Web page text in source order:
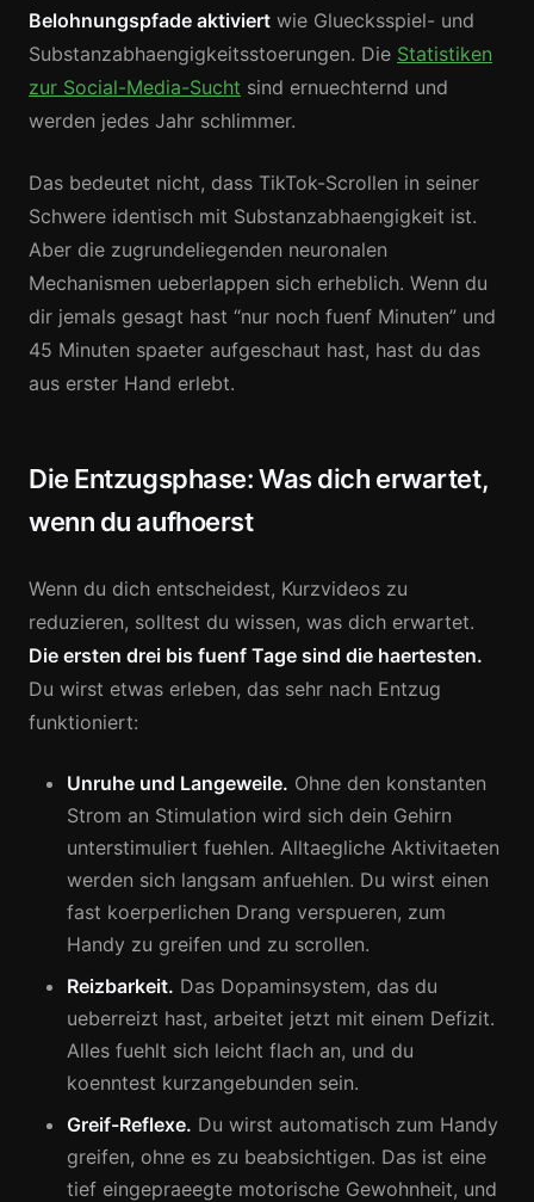
Belohnungspfade aktiviert wie Gluecksspiel- und
Substanzabhaengigkeitsstoerungen. Die Statistiken
zur Social-Media-Sucht sind ernuechternd und
werden jedes Jahr schlimmer.
Das bedeutet nicht, dass TikTok-Scrollen in seiner
Schwere identisch mit Substanzabhaengigkeit ist.
Aber die zugrundeliegenden neuronalen
Mechanismen ueberlappen sich erheblich. Wenn du
dir jemals gesagt hast “nur noch fuenf Minuten” und
45 Minuten spaeter aufgeschaut hast, hast du das
aus erster Hand erlebt.
Die Entzugsphase: Was dich erwartet,
wenn du aufhoerst
Wenn du dich entscheidest, Kurzvideos zu
reduzieren, solltest du wissen, was dich erwartet.
Die ersten drei bis fuenf Tage sind die haertesten.
Du wirst etwas erleben, das sehr nach Entzug
funktioniert:
Unruhe und Langeweile. Ohne den konstanten
Strom an Stimulation wird sich dein Gehirn
unterstimuliert fuehlen. Alltaegliche Aktivitaeten
werden sich langsam anfuehlen. Du wirst einen
fast koerperlichen Drang verspueren, zum
Handy zu greifen und zu scrollen.
Reizbarkeit. Das Dopaminsystem, das du
ueberreizt hast, arbeitet jetzt mit einem Defizit.
Alles fuehlt sich leicht flach an, und du
koenntest kurzangebunden sein.
Greif-Reflexe. Du wirst automatisch zum Handy
greifen, ohne es zu beabsichtigen. Das ist eine
tief eingepraeegte motorische Gewohnheit, und